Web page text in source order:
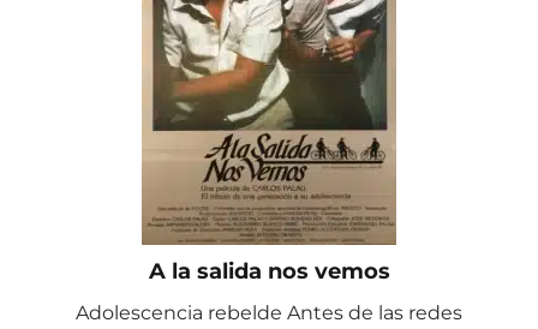
A la salida nos vemos
Adolescencia rebelde Antes de las redes